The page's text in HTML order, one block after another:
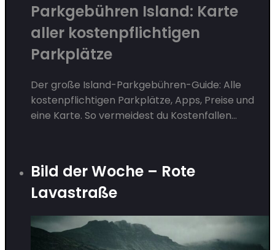
Parkgebühren Island: Karte
aller kostenpflichtigen
Parkplätze
Der große Island-Parkgebühren-Guide: Alle
kostenpflichtigen Parkplätze, Apps, Preise und
eine Karte. So vermeidest du Kostenfallen...
Bild der Woche – Rote
Lavastraße